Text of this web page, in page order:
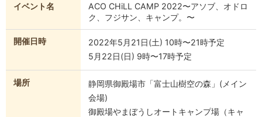
イベント名
ACO CHiLL CAMP 2022〜アソブ、オドロ
ク、フジサン、キャンプ。〜
開催日時
2022年5月21日(土) 10時〜21時予定
5月22日(日) 9時〜17時予定
場所
静岡県御殿場市「富士山樹空の森」(メイン
会場)
御殿場やまぼうしオートキャンプ場（キャ